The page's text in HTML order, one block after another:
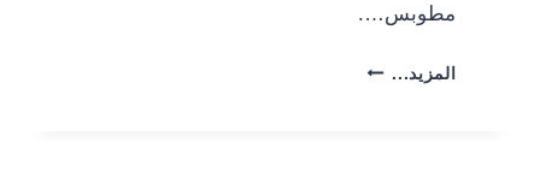
مطوبس….
المزيد... ونش